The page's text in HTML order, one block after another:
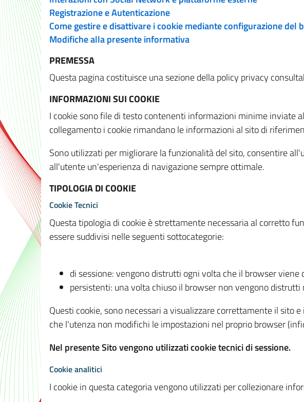
Registrazione e Autenticazione
Come gestire e disattivare i cookie mediante configurazione del
Modifiche alla presente informativa
PREMESSA
Questa pagina costituisce una sezione della policy privacy
INFORMAZIONI SUI COOKIE
I cookie sono file di testo contenenti informazioni minime inviate
collegamento i cookie rimandano le informazioni al sito di
Sono utilizzati per migliorare la funzionalità del sito, consentire
all'utente un'esperienza di navigazione sempre ottimale.
TIPOLOGIA DI COOKIE
Cookie Tecnici
Questa tipologia di cookie è strettamente necessaria al corretto
essere suddivisi nelle seguenti sottocategorie:
di sessione: vengono distrutti ogni volta che il browser viene
persistenti: una volta chiuso il browser non vengono
Questi cookie, sono necessari a visualizzare correttamente il
che l'utenza non modifichi le impostazioni nel proprio browser
Nel presente Sito vengono utilizzati cookie tecnici di sessione.
Cookie analitici
I cookie in questa categoria vengono utilizzati per collezionare